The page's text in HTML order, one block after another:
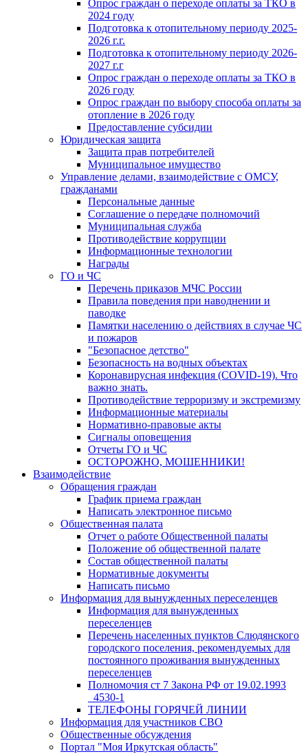
Опрос граждан о переходе оплаты за ТКО в
2024 году
Подготовка к отопительному периоду 2025-
2026 г.г.
Подготовка к отопительному периоду 2026-
2027 г.г
Опрос граждан о переходе оплаты за ТКО в
2026 году
Опрос граждан по выбору способа оплаты за
отопление в 2026 году
Предоставление субсидии
Юридическая защита
Защита прав потребителей
Муниципальное имущество
Управление делами, взаимодействие с ОМСУ,
гражданами
Персональные данные
Соглашение о передаче полномочий
Муниципальная служба
Противодействие коррупции
Информационные технологии
Награды
ГО и ЧС
Перечень приказов МЧС России
Правила поведения при наводнении и
паводке
Памятки населению о действиях в случае ЧС
и пожаров
"Безопасное детство"
Безопасность на водных объектах
Коронавирусная инфекция (COVID-19). Что
важно знать.
Противодействие терроризму и экстремизму
Информационные материалы
Нормативно-правовые акты
Сигналы оповещения
Отчеты ГО и ЧС
ОСТОРОЖНО, МОШЕННИКИ!
Взаимодействие
Обращения граждан
График приема граждан
Написать электронное письмо
Общественная палата
Отчет о работе Общественной палаты
Положение об общественной палате
Состав общественной палаты
Нормативные документы
Написать письмо
Информация для вынужденных переселенцев
Информация для вынужденных
переселенцев
Перечень населенных пунктов Слюдянского
городского поселения, рекомендуемых для
постоянного проживания вынужденных
переселенцев
Полномочия ст 7 Закона РФ от 19.02.1993
_4530-1
ТЕЛЕФОНЫ ГОРЯЧЕЙ ЛИНИИ
Информация для участников СВО
Общественные обсуждения
Портал "Моя Иркутская область"